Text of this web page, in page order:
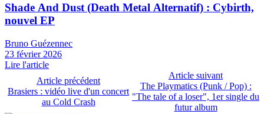
Shade And Dust (Death Metal Alternatif) : Cybirth,
nouvel EP
Bruno Guézennec
23 février 2026
Lire l'article
Article précédent
Brasiers : vidéo live d'un concert
au Cold Crash
Article suivant
The Playmatics (Punk / Pop) :
"The tale of a loser", 1er single du
futur album